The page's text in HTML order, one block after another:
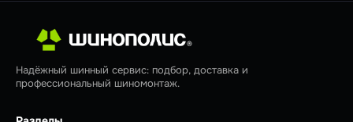
Надёжный шинный сервис: подбор, доставка и
профессиональный шиномонтаж.